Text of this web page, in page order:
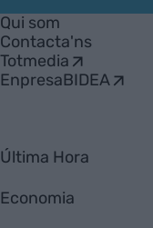
Empresa
Qui som
Contacta'ns
Totmedia
EnpresaBIDEA
Última Hora
Economia